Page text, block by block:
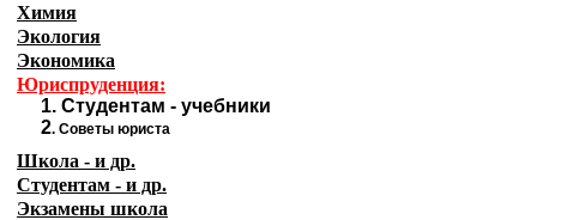
Химия
Экология
Экономика
Юриспруденция:
1. Студентам - учебники
2. Советы юриста
Школа - и др.
Студентам - и др.
Экзамены школа